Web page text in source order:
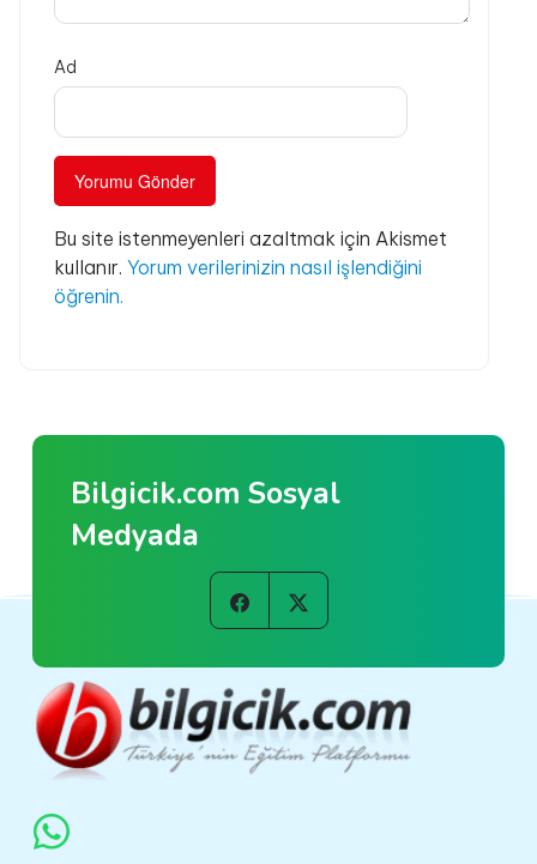
Ad
Bu site istenmeyenleri azaltmak için Akismet
kullanır. Yorum verilerinizin nasıl işlendiğini
öğrenin.
Bilgicik.com Sosyal
Medyada